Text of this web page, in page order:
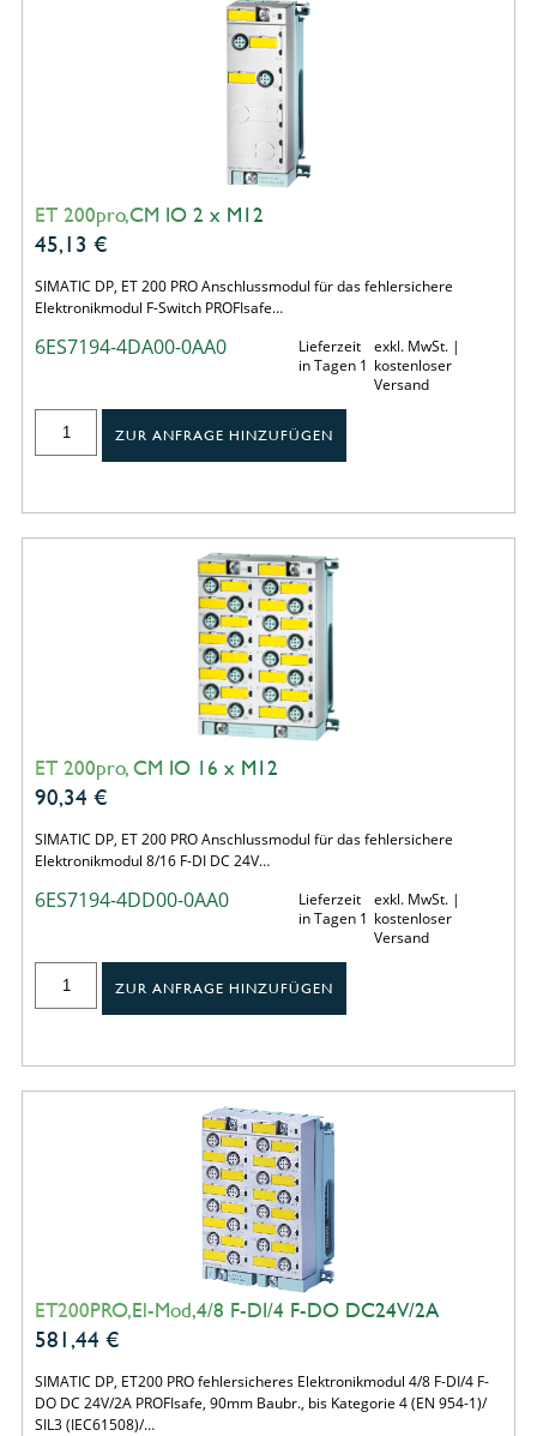
ET 200pro,CM IO 2 x M12
45,13 €
SIMATIC DP, ET 200 PRO Anschlussmodul für das fehlersichere
Elektronikmodul F-Switch PROFIsafe…
6ES7194-4DA00-0AA0
Lieferzeit
in Tagen 1
exkl. MwSt. |
kostenloser
Versand
ZUR ANFRAGE HINZUFÜGEN
ET 200pro, CM IO 16 x M12
90,34 €
SIMATIC DP, ET 200 PRO Anschlussmodul für das fehlersichere
Elektronikmodul 8/16 F-DI DC 24V…
6ES7194-4DD00-0AA0
Lieferzeit
in Tagen 1
exkl. MwSt. |
kostenloser
Versand
ZUR ANFRAGE HINZUFÜGEN
ET200PRO,El-Mod,4/8 F-DI/4 F-DO DC24V/2A
581,44 €
SIMATIC DP, ET200 PRO fehlersicheres Elektronikmodul 4/8 F-DI/4 F-
DO DC 24V/2A PROFIsafe, 90mm Baubr., bis Kategorie 4 (EN 954-1)/
SIL3 (IEC61508)/…